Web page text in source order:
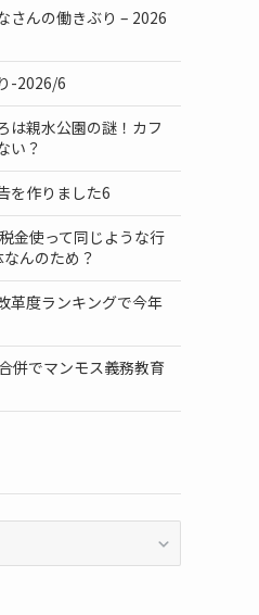
さんの働きぶり – 2026
-2026/6
は親水公園の謎！カフ
い？
を作りました6
金使って同じような行
んのため？
革度ランキングで今年
併でマンモス義務教育